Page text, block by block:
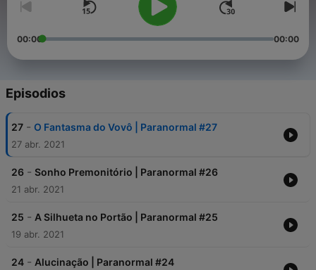
00:00 00:00
Episodios
27 - O Fantasma do Vovô | Paranormal #27
27 abr. 2021
26 - Sonho Premonitório | Paranormal #26
21 abr. 2021
25 - A Silhueta no Portão | Paranormal #25
19 abr. 2021
24 - Alucinação | Paranormal #24